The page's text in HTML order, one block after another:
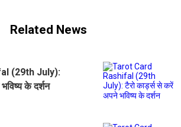
Related News
(29th July):
के दर्शन